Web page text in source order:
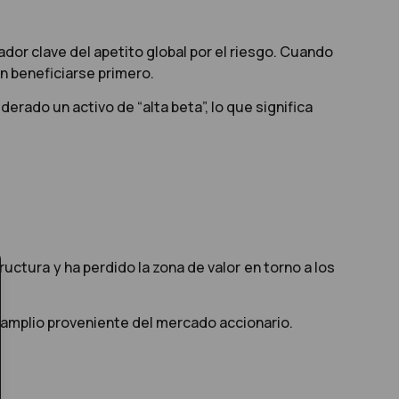
clave del apetito global por el riesgo. Cuando
beneficiarse primero.
un activo de “alta beta”, lo que significa
y ha perdido la zona de valor en torno a los
proveniente del mercado accionario.